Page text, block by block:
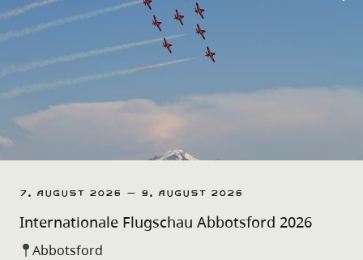
7. August 2026 – 9. August 2026
Internationale Flugschau Abbotsford 2026
Abbotsford